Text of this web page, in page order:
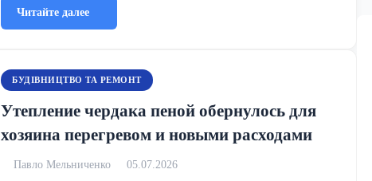
Читайте далее
БУДІВНИЦТВО ТА РЕМОНТ
Утепление чердака пеной обернулось для
хозяина перегревом и новыми расходами
Павло Мельниченко 05.07.2026